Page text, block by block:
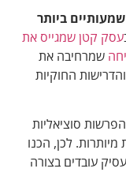
ביותר
עסק קטן שמגייס את
שמרחיבה את
החוקיות
סוציאליות
מיותרות. לכן, הכנו
עובדים בצורה